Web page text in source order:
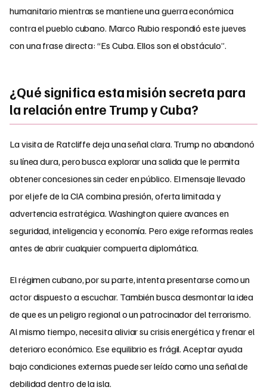
humanitario mientras se mantiene una guerra económica
contra el pueblo cubano. Marco Rubio respondió este jueves
con una frase directa: “Es Cuba. Ellos son el obstáculo”.
¿Qué significa esta misión secreta para
la relación entre Trump y Cuba?
La visita de Ratcliffe deja una señal clara. Trump no abandonó
su línea dura, pero busca explorar una salida que le permita
obtener concesiones sin ceder en público. El mensaje llevado
por el jefe de la CIA combina presión, oferta limitada y
advertencia estratégica. Washington quiere avances en
seguridad, inteligencia y economía. Pero exige reformas reales
antes de abrir cualquier compuerta diplomática.
El régimen cubano, por su parte, intenta presentarse como un
actor dispuesto a escuchar. También busca desmontar la idea
de que es un peligro regional o un patrocinador del terrorismo.
Al mismo tiempo, necesita aliviar su crisis energética y frenar el
deterioro económico. Ese equilibrio es frágil. Aceptar ayuda
bajo condiciones externas puede ser leído como una señal de
debilidad dentro de la isla.